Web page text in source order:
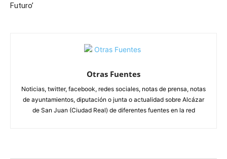
Futuro’
Otras Fuentes
Noticias, twitter, facebook, redes sociales, notas de prensa, notas
de ayuntamientos, diputación o junta o actualidad sobre Alcázar
de San Juan (Ciudad Real) de diferentes fuentes en la red